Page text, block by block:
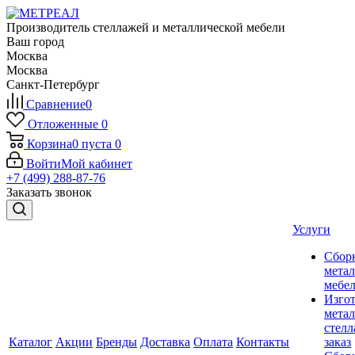
Производитель стеллажей и металлической мебели
Ваш город
Москва
Москва
Санкт-Петербург
Сравнение0
Отложенные 0
Корзина0 пуста 0
ВойтиМой кабинет
+7 (499) 288-87-76
Заказать звонок
Каталог Акции Бренды Доставка Оплата Контакты
Услуги
заказ